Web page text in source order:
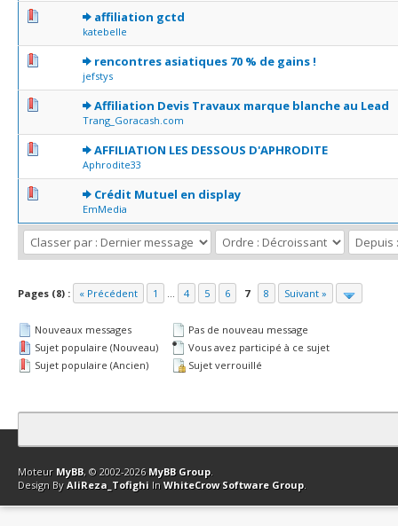
affiliation gctd
katebelle
0 Votes - 0 sur 5 en moyenne
1234 5
rencontres asiatiques 70 % de gains !
jefstys
1 Votes - 5 sur 5 en moyenne
12345
Affiliation Devis Travaux marque blanche au Lead
Trang_Goracash.com
0 Votes - 0 sur 5 en moyenne
1234 5
AFFILIATION LES DESSOUS D'APHRODITE
Aphrodite33
0 Votes - 0 sur 5 en moyenne
12345
Crédit Mutuel en display
EmMedia
0 Votes - 0 sur 5 en moyenne
1 2345
Pages (8) : « Précédent 1 ... 4 5 6 7 8 Suivant »
Nouveaux messages
Sujet populaire (Nouveau)
Sujet populaire (Ancien)
Pas de nouveau message
Vous avez participé à ce sujet
Sujet verrouillé
Contact Club Affiliation Retourner en haut Version bas-débit
Moteur MyBB, © 2002-2026 MyBB Group.
Design By AliReza_Tofighi In WhiteCrow Software Group.